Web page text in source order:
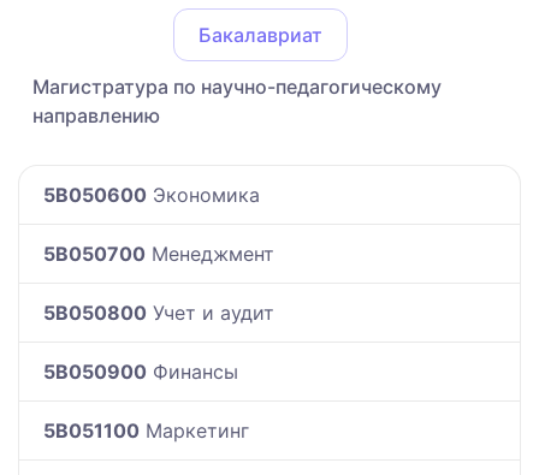
Бакалавриат
Магистратура по научно-педагогическому
направлению
5B050600 Экономика
5B050700 Менеджмент
5B050800 Учет и аудит
5B050900 Финансы
5B051100 Маркетинг